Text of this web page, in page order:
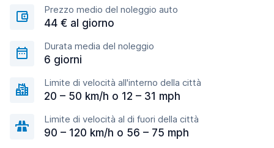
Prezzo medio del noleggio auto
44 € al giorno
Durata media del noleggio
6 giorni
Limite di velocità all'interno della città
20 – 50 km/h o 12 – 31 mph
Limite di velocità al di fuori della città
90 – 120 km/h o 56 – 75 mph